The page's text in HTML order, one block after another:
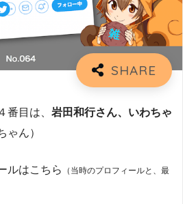
番目は、 岩田和行さん、いわちゃ
ん）
ルはこちら （当時のプロフィールと、最